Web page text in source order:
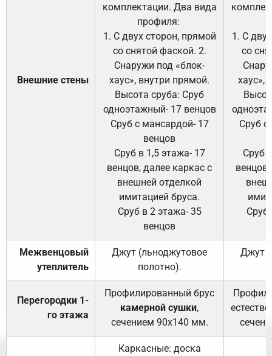
Внешние стены
комплектации. Два вида
профиля:
1. С двух сторон, прямой
со снятой фаской. 2.
Снаружи под «блок-
хаус», внутри прямой.
Высота сруба: Сруб
одноэтажный- 17 венцов
Сруб с мансардой- 17
венцов
Сруб в 1,5 этажа- 17
венцов, далее каркас с
внешней отделкой
имитацией бруса.
Сруб в 2 этажа- 35
венцов
1. С
со
хаус»,
Сруб с
Сруб
Сруб
Межвенцовый
утеплитель
Джут (льноджутовое
полотно).
Джут
Перегородки 1-
го этажа
Профилированный брус
камерной сушки,
сечением 90х140 мм.
Каркасные: доска